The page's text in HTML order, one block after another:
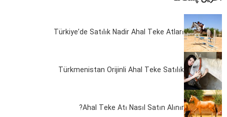
Türkiye’de Satılık Nadir Ahal Teke Atları
Türkmenistan Orijinli Ahal Teke Satılık
Ahal Teke Atı Nasıl Satın Alınır?